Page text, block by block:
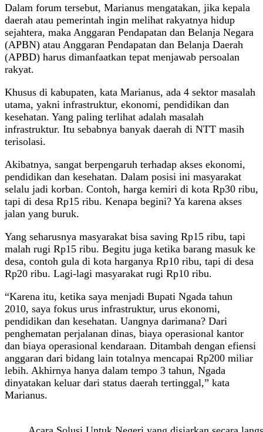
Dalam forum tersebut, Marianus mengatakan, jika kepala
daerah atau pemerintah ingin melihat rakyatnya hidup
sejahtera, maka Anggaran Pendapatan dan Belanja Negara
(APBN) atau Anggaran Pendapatan dan Belanja Daerah
(APBD) harus dimanfaatkan tepat menjawab persoalan
rakyat.
Khusus di kabupaten, kata Marianus, ada 4 sektor masalah
utama, yakni infrastruktur, ekonomi, pendidikan dan
kesehatan. Yang paling terlihat adalah masalah
infrastruktur. Itu sebabnya banyak daerah di NTT masih
terisolasi.
Akibatnya, sangat berpengaruh terhadap akses ekonomi,
pendidikan dan kesehatan. Dalam posisi ini masyarakat
selalu jadi korban. Contoh, harga kemiri di kota Rp30 ribu,
tapi di desa Rp15 ribu. Kenapa begini? Ya karena akses
jalan yang buruk.
Yang seharusnya masyarakat bisa saving Rp15 ribu, tapi
malah rugi Rp15 ribu. Begitu juga ketika barang masuk ke
desa, contoh gula di kota harganya Rp10 ribu, tapi di desa
Rp20 ribu. Lagi-lagi masyarakat rugi Rp10 ribu.
“Karena itu, ketika saya menjadi Bupati Ngada tahun
2010, saya fokus urus infrastruktur, urus ekonomi,
pendidikan dan kesehatan. Uangnya darimana? Dari
penghematan perjalanan dinas, biaya operasional kantor
dan biaya operasional kendaraan. Ditambah dengan efiensi
anggaran dari bidang lain totalnya mencapai Rp200 miliar
lebih. Akhirnya hanya dalam tempo 3 tahun, Ngada
dinyatakan keluar dari status daerah tertinggal,” kata
Marianus.